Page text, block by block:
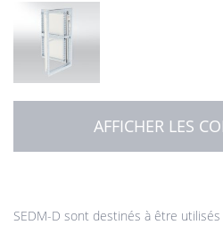
AFFICHER LES
SEDM-D sont destinés à être